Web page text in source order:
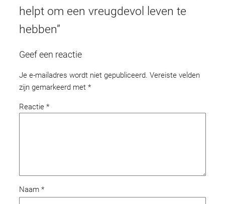
helpt om een vreugdevol leven te
hebben”
Geef een reactie
Je e-mailadres wordt niet gepubliceerd. Vereiste velden
zijn gemarkeerd met *
Reactie *
Naam *